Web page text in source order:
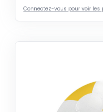
Connectez-vous pour voir les